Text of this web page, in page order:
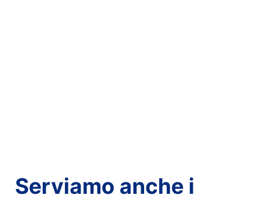
Serviamo anche i